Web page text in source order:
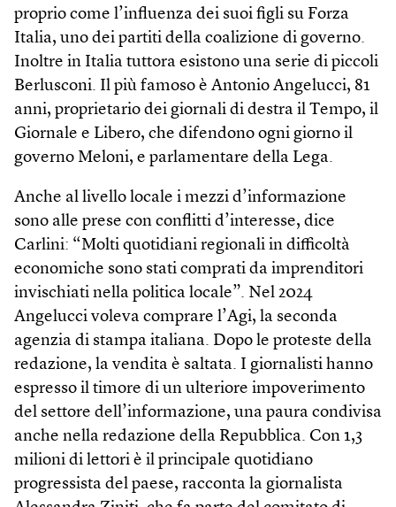
proprio come l’influenza dei suoi figli su Forza
Italia, uno dei partiti della coalizione di governo.
Inoltre in Italia tuttora esistono una serie di piccoli
Berlusconi. Il più famoso è Antonio Angelucci, 81
anni, proprietario dei giornali di destra il Tempo, il
Giornale e Libero, che difendono ogni giorno il
governo Meloni, e parlamentare della Lega.
Anche al livello locale i mezzi d’informazione
sono alle prese con conflitti d’interesse, dice
Carlini: “Molti quotidiani regionali in difficoltà
economiche sono stati comprati da imprenditori
invischiati nella politica locale”. Nel 2024
Angelucci voleva comprare l’Agi, la seconda
agenzia di stampa italiana. Dopo le proteste della
redazione, la vendita è saltata. I giornalisti hanno
espresso il timore di un ulteriore impoverimento
del settore dell’informazione, una paura condivisa
anche nella redazione della Repubblica. Con 1,3
milioni di lettori è il principale quotidiano
progressista del paese, racconta la giornalista